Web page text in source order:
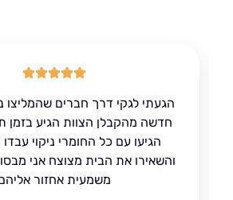
הגעתי לגקי דרך חברים שהמליצו נכנסנו
חדשה מהקבלן הצוות הגיע בזמן תקתק
הגיעו עם כל החומרי ניקוי עבדו יסודי
והשאירו את הבית מצוצח אני מבסוטה
משמעית אחזור אליהם